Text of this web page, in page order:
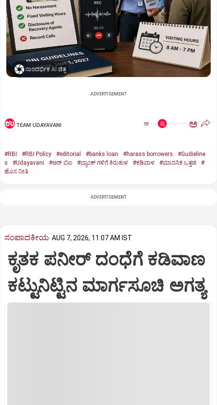
ಸಾಂದರ್ಭಿಕ AI ಚಿತ್ರ
ADVERTISEMENT
TEAM UDAYAVANI ಅ ಅ
#RBI #RBI Policy #editorial #banks loan #harass borrowers
#Gudieline
s
#Udayavani #ಆರ್‌ ಬಿಐ #ಬ್ಯಾಂಕ್‌ ಗಳಿಗೆ ಕಿರುಕುಳ #ಕಡಿವಾಳ #ಮಾನಸಿಕ ಒತ್ತಡ
#
ಹೊಸ ನೀತಿ
ADVERTISEMENT
ಸಂಪಾದಕೀಯ AUG 7, 2026, 11:07 AM IST
ಕೃತಕ ಪನೀರ್‌ ದಂಧೆಗೆ ಕಡಿವಾಣ
ಕಟ್ಟುನಿಟ್ಟಿನ ಮಾರ್ಗಸೂಚಿ ಅಗತ್ಯ